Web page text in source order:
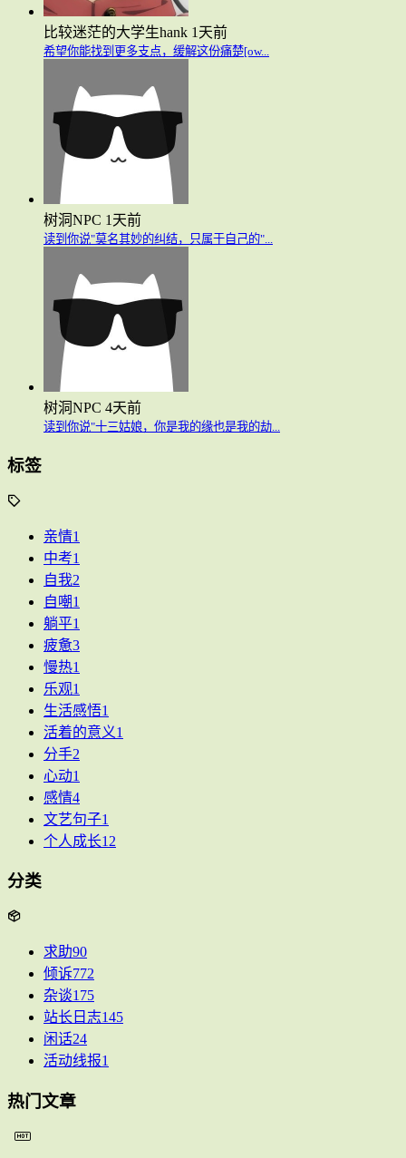
比较迷茫的大学生hank 1天前
希望你能找到更多支点，缓解这份痛楚[ow...
树洞NPC 1天前
读到你说"莫名其妙的纠结，只属于自己的"...
树洞NPC 4天前
读到你说"十三姑娘，你是我的缘也是我的劫...
标签
亲情1
中考1
自我2
自嘲1
躺平1
疲惫3
慢热1
乐观1
生活感悟1
活着的意义1
分手2
心动1
感情4
文艺句子1
个人成长12
分类
求助90
倾诉772
杂谈175
站长日志145
闲话24
活动线报1
热门文章